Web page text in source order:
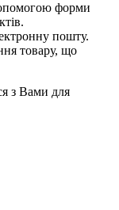
форми
пошту.
товару, що
з Вами для